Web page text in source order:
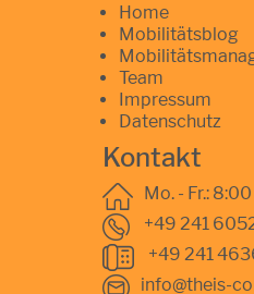
Home
Mobilitätsblog
Team
Impressum
Datenschutz
Kontakt
Mo. - Fr.:
+49 241
+49 241
info@theis-